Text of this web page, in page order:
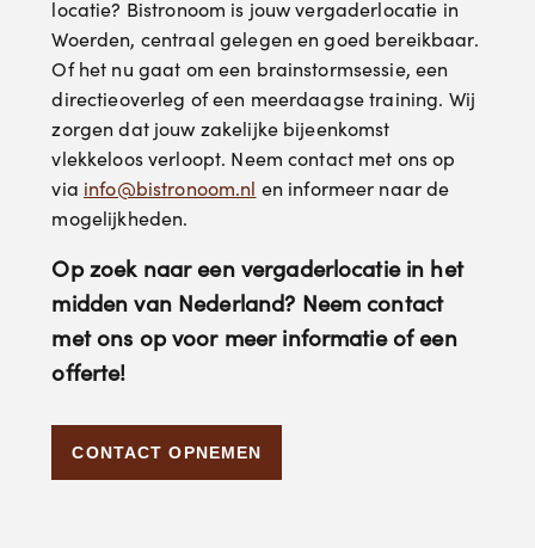
locatie? Bistronoom is jouw vergaderlocatie in
Woerden, centraal gelegen en goed bereikbaar.
Of het nu gaat om een brainstormsessie, een
directieoverleg of een meerdaagse training. Wij
zorgen dat jouw zakelijke bijeenkomst
vlekkeloos verloopt. Neem contact met ons op
via info@bistronoom.nl en informeer naar de
mogelijkheden.
Op zoek naar een vergaderlocatie in het
midden van Nederland? Neem contact
met ons op voor meer informatie of een
offerte!
CONTACT OPNEMEN